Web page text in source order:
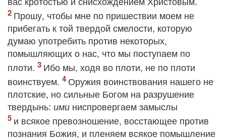
Прошу, чтобы мне по пришествии моем не
прибегать к той твердой смелости, которую
думаю употребить против некоторых,
помышляющих о нас, что мы поступаем по
плоти.
Ибо мы, ходя во плоти, не по плоти
воинствуем.
Оружия воинствования нашего не
плотские, но сильные Богом на разрушение
твердынь: ими ниспровергаем замыслы
и всякое превозношение, восстающее против
познания Божия, и пленяем всякое помышление